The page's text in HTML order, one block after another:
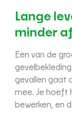
Lange
minder
Een van de
gevelbekleding
gevallen gaat
mee. Je hoeft
bewerken, en